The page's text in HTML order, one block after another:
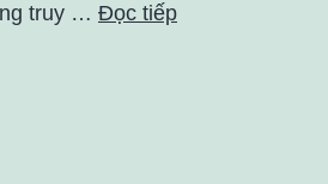
truy … Đọc tiếp